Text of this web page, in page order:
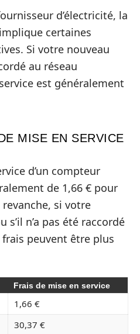
d’électricité, la
implique certaines
Si votre nouveau
au réseau
est généralement
MISE EN SERVICE
d’un compteur
de 1,66 € pour
si votre
n’a pas été raccordé
peuvent être plus
Frais de mise en service
1,66 €
30,37 €